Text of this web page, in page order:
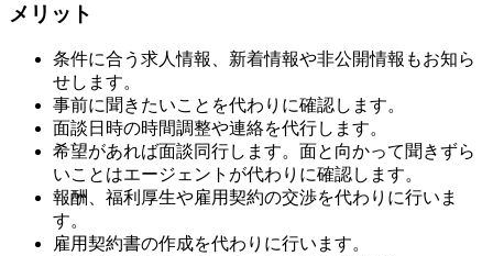
メリット
条件に合う求人情報、新着情報や非公開情報もお知ら
せします。
事前に聞きたいことを代わりに確認します。
面談日時の時間調整や連絡を代行します。
希望があれば面談同行します。面と向かって聞きずら
いことはエージェントが代わりに確認します。
報酬、福利厚生や雇用契約の交渉を代わりに行いま
す。
雇用契約書の作成を代わりに行います。